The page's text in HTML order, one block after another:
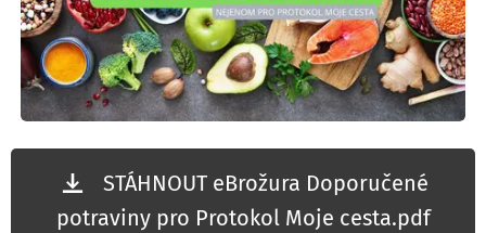
STÁHNOUT eBrožura Doporučené
potraviny pro Protokol Moje cesta.pdf